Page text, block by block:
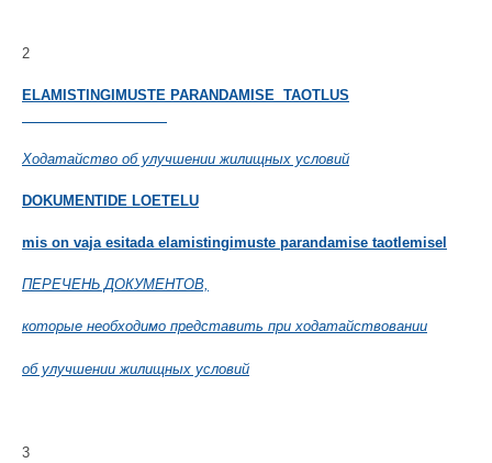
2
ELAMISTINGIMUSTE PARANDAMISE TAOTLUS
Ходатайство об улучшении жилищных условий
DOKUMENTIDE LOETELU
mis on vaja esitada elamistingimuste parandamise taotlemisel
ПЕРЕЧЕНЬ ДОКУМЕНТОВ,
которые необходимо представить при ходатайствовании
об улучшении жилищных условий
3